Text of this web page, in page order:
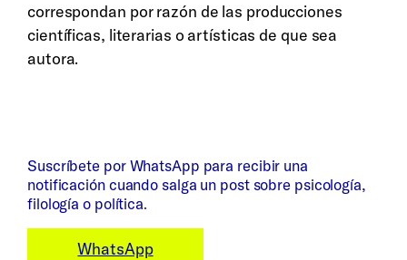
correspondan por razón de las producciones
científicas, literarias o artísticas de que sea
autora.
Suscríbete por WhatsApp para recibir una
notificación cuando salga un post sobre psicología,
filología o política.
WhatsApp